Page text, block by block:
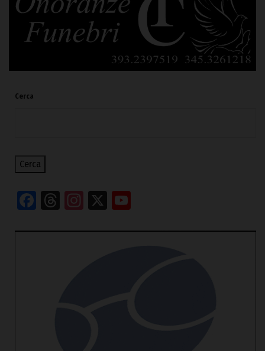
Cerca
Cerca
Facebook
Threads
Instagram
X